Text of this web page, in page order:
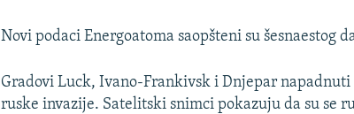
Novi podaci Energoatoma saopšteni su šesnaestog
Gradovi Luck, Ivano-Frankivsk i Dnjepar
ruske invazije. Satelitski snimci pokazuju da su se